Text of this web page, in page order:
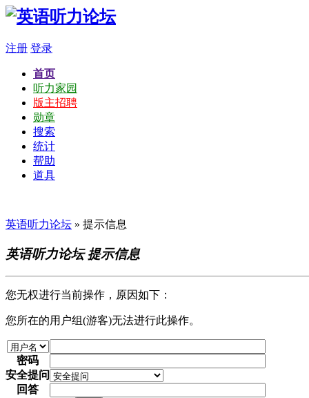
注册 登录
首页
听力家园
版主招聘
勋章
搜索
统计
帮助
道具
英语听力论坛 » 提示信息
英语听力论坛 提示信息
您无权进行当前操作，原因如下：
您所在的用户组(游客)无法进行此操作。
密码
安全提问
回答